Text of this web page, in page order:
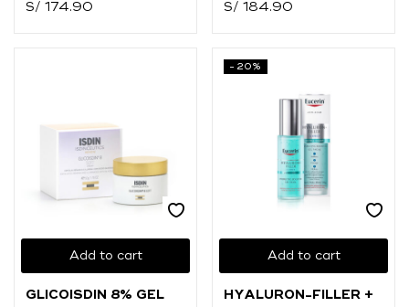
S/ 174.90
S/ 184.90
Add to cart
GLICOISDIN 8% GEL
Add to cart
-20%
HYALURON-FILLER +